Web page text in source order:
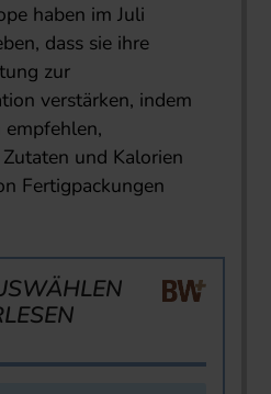
haben im Juli
dass sie ihre
zur
verstärken, indem
empfehlen,
und Kalorien
Fertigpackungen